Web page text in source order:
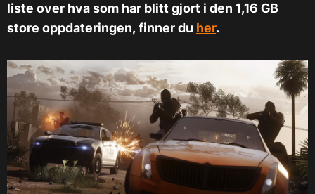
liste over hva som har blitt gjort i den 1,16 GB
store oppdateringen, finner du her.